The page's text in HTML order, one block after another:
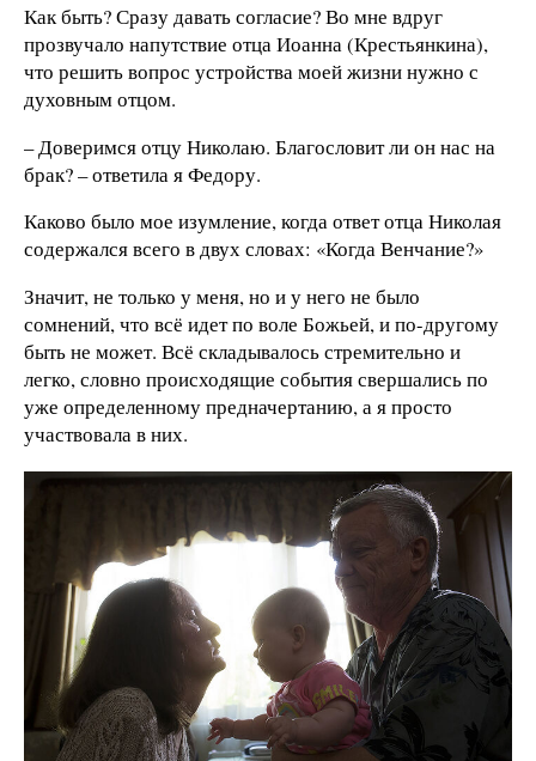
Как быть? Сразу давать согласие? Во мне вдруг
прозвучало напутствие отца Иоанна (Крестьянкина),
что решить вопрос устройства моей жизни нужно с
духовным отцом.
– Доверимся отцу Николаю. Благословит ли он нас на
брак? – ответила я Федору.
Каково было мое изумление, когда ответ отца Николая
содержался всего в двух словах: «Когда Венчание?»
Значит, не только у меня, но и у него не было
сомнений, что всё идет по воле Божьей, и по-другому
быть не может. Всё складывалось стремительно и
легко, словно происходящие события свершались по
уже определенному предначертанию, а я просто
участвовала в них.